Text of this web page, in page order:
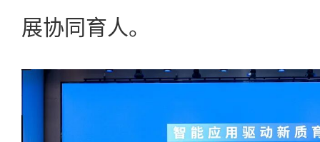
展协同育人。